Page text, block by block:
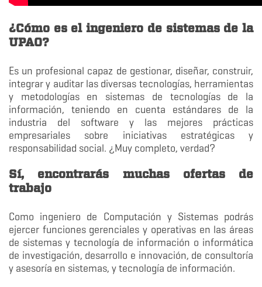
¿Cómo es el ingeniero de sistemas de la
UPAO?
Es un profesional capaz de gestionar, diseñar, construir,
integrar y auditar las diversas tecnologías, herramientas
y metodologías en sistemas de tecnologías de la
información, teniendo en cuenta estándares de la
industria del software y las mejores prácticas
empresariales sobre iniciativas estratégicas y
responsabilidad social. ¿Muy completo, verdad?
Sí, encontrarás muchas ofertas de
trabajo
Como ingeniero de Computación y Sistemas podrás
ejercer funciones gerenciales y operativas en las áreas
de sistemas y tecnología de información o informática
de investigación, desarrollo e innovación, de consultoría
y asesoría en sistemas, y tecnología de información.